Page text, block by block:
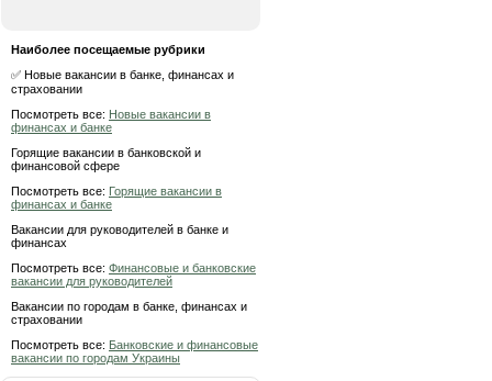
Наиболее посещаемые рубрики
✅ Новые вакансии в банке, финансах и
страховании
Посмотреть все: Новые вакансии в
финансах и банке
Горящие вакансии в банковской и
финансовой сфере
Посмотреть все: Горящие вакансии в
финансах и банке
Вакансии для руководителей в банке и
финансах
Посмотреть все: Финансовые и банковские
вакансии для руководителей
Вакансии по городам в банке, финансах и
страховании
Посмотреть все: Банковские и финансовые
вакансии по городам Украины